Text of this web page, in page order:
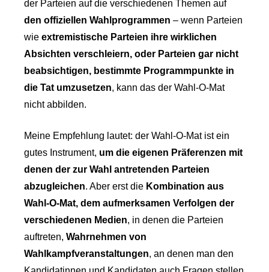
der Parteien auf die verschiedenen Themen auf
den offiziellen Wahlprogrammen – wenn Parteien
wie extremistische Parteien ihre wirklichen
Absichten verschleiern, oder Parteien gar nicht
beabsichtigen, bestimmte Programmpunkte in
die Tat umzusetzen, kann das der Wahl-O-Mat
nicht abbilden.
Meine Empfehlung lautet: der Wahl-O-Mat ist ein
gutes Instrument, um die eigenen Präferenzen mit
denen der zur Wahl antretenden Parteien
abzugleichen. Aber erst die Kombination aus
Wahl-O-Mat, dem aufmerksamen Verfolgen der
verschiedenen Medien, in denen die Parteien
auftreten, Wahrnehmen von
Wahlkampfveranstaltungen, an denen man den